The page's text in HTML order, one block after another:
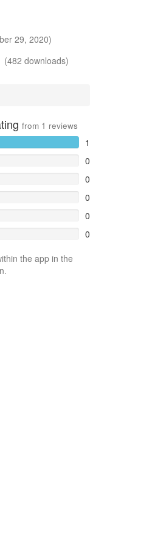
29, 2020)
(482 downloads)
from 1 reviews
1
0
0
0
0
0
the app in the